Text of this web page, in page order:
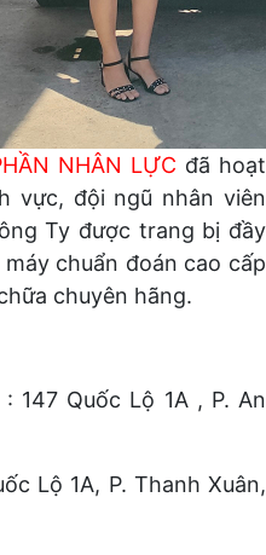
NHÂN LỰC đã hoạt
vực, đội ngũ nhân viên
Ty được trang bị đầy
chuẩn đoán cao cấp
chuyên hãng.
Quốc Lộ 1A , P. An
Lộ 1A, P. Thanh Xuân,